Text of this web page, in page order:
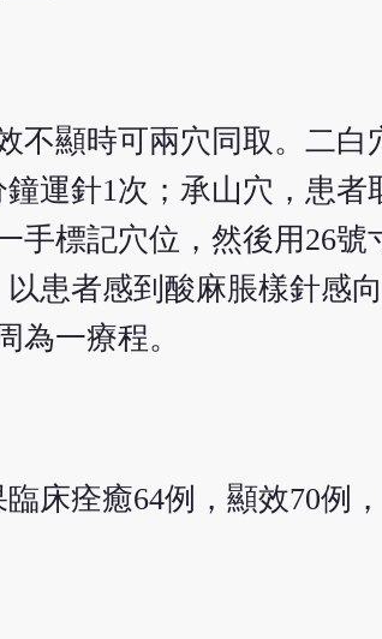
不顯時可兩穴同取。二
鐘運針1次；承山穴，患
手標記穴位，然後用26
患者感到酸麻脹樣針感
為一療程。
床痊癒64例，顯效70例